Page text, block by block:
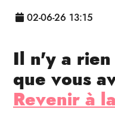
02-06-26 13:15
Il n'y a
que vous
Revenir à